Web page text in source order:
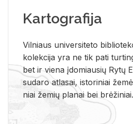
Kartografija
Vil­niaus uni­ver­si­te­to
ko­lek­ci­ja yra ne tik pati
bet ir vie­na įdo­miau­sių Rytų
su­da­ro at­la­sai, is­to­ri­niai
niai že­mių pla­nai bei brė­ži­niai.